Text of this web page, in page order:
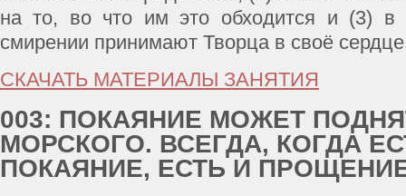
на то, во что им это обходится и (3) в
смирении принимают Творца в своё
СКАЧАТЬ МАТЕРИАЛЫ ЗАНЯТИЯ
003: ПОКАЯНИЕ МОЖЕТ
МОРСКОГО. ВСЕГДА, КОГДА
ПОКАЯНИЕ, ЕСТЬ И